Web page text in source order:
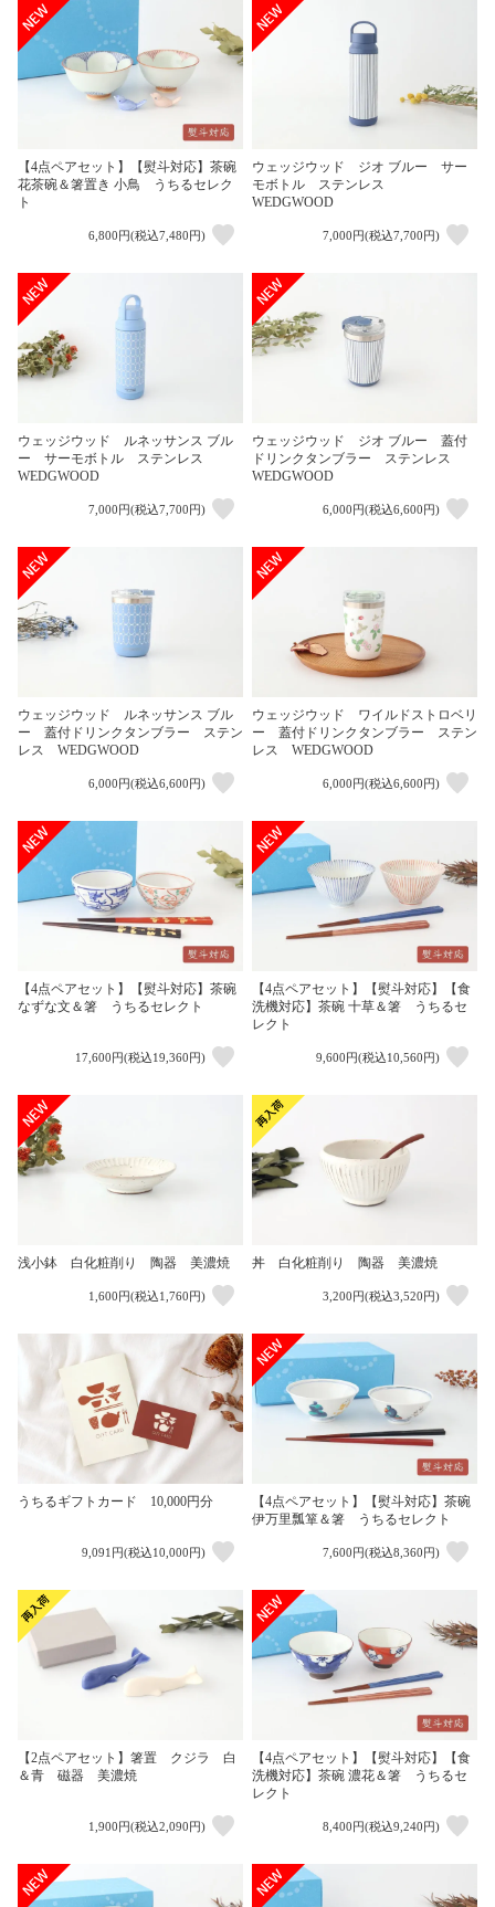
【4点ペアセット】【熨斗対応】茶碗
花茶碗＆箸置き 小鳥 うちるセレク
ト
6,800円(税込7,480円)
ウェッジウッド ジオ ブルー サー
モボトル ステンレス
WEDGWOOD
7,000円(税込7,700円)
ウェッジウッド ルネッサンス ブル
ー サーモボトル ステンレス
WEDGWOOD
7,000円(税込7,700円)
ウェッジウッド ジオ ブルー 蓋付
ドリンクタンブラー ステンレス
WEDGWOOD
6,000円(税込6,600円)
ウェッジウッド ルネッサンス ブル
ー 蓋付ドリンクタンブラー ステン
レス WEDGWOOD
6,000円(税込6,600円)
ウェッジウッド ワイルドストロベリ
ー 蓋付ドリンクタンブラー ステン
レス WEDGWOOD
6,000円(税込6,600円)
【4点ペアセット】【熨斗対応】茶碗
なずな文＆箸 うちるセレクト
17,600円(税込19,360円)
【4点ペアセット】【熨斗対応】【食
洗機対応】茶碗 十草＆箸 うちるセ
レクト
9,600円(税込10,560円)
浅小鉢 白化粧削り 陶器 美濃焼
1,600円(税込1,760円)
丼 白化粧削り 陶器 美濃焼
3,200円(税込3,520円)
うちるギフトカード 10,000円分
9,091円(税込10,000円)
【4点ペアセット】【熨斗対応】茶碗
伊万里瓢箪＆箸 うちるセレクト
7,600円(税込8,360円)
【2点ペアセット】箸置 クジラ 白
＆青 磁器 美濃焼
1,900円(税込2,090円)
【4点ペアセット】【熨斗対応】【食
洗機対応】茶碗 濃花＆箸 うちるセ
レクト
8,400円(税込9,240円)